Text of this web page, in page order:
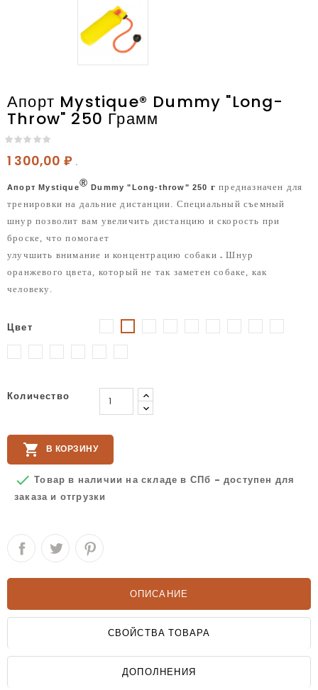
Апорт Mystique® Dummy "Long-
Throw" 250 Грамм
1 300,00 ₽ .
Апорт Mystique® Dummy "Long-throw" 250 г предназначен для
тренировки на дальние дистанции. Специальный съемный
шнур позволит вам увеличить дистанцию и скорость при
броске, что помогает
улучшить внимание и концентрацию собаки . Шнур
оранжевого цвета, который не так заметен собаке, как
человеку.
Цвет
Количество
 В КОРЗИНУ
 Товар в наличии на складе в СПб - доступен для
заказа и отгрузки
ОПИСАНИЕ
СВОЙСТВА ТОВАРА
ДОПОЛНЕНИЯ